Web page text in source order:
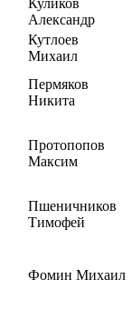
Куликов
Александр
Кутлоев
Михаил
Пермяков
Никита
Протопопов
Максим
Пшеничников
Тимофей
Фомин Михаил